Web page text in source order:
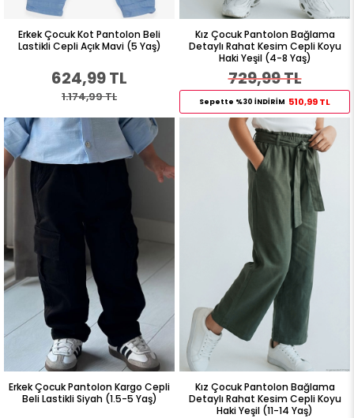
Erkek Çocuk Kot Pantolon Beli
Lastikli Cepli Açık Mavi (5 Yaş)
624,99 TL
1.174,99 TL
Kız Çocuk Pantolon Bağlama
Detaylı Rahat Kesim Cepli Koyu
Haki Yeşil (4-8 Yaş)
729,99 TL
Sepette %30 İNDİRİM 510,99 TL
Erkek Çocuk Pantolon Kargo Cepli
Beli Lastikli Siyah (1.5-5 Yaş)
Kız Çocuk Pantolon Bağlama
Detaylı Rahat Kesim Cepli Koyu
Haki Yeşil (11-14 Yaş)